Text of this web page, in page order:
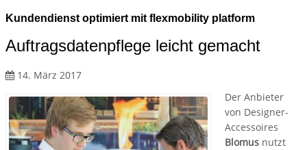
Kundendienst optimiert mit flexmobility platform
Auftragsdatenpflege leicht gemacht
14. März 2017
Der Anbieter
von Designer-
Accessoires
Blomus nutzt